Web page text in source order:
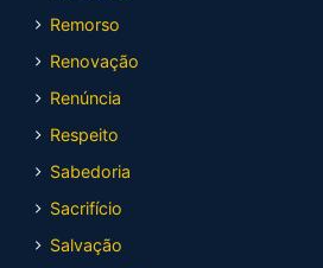
Remorso
Renovação
Renúncia
Respeito
Sabedoria
Sacrifício
Salvação